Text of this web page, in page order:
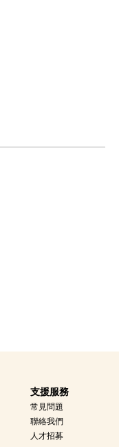
支援服務
常見問題
聯絡我們
人才招募